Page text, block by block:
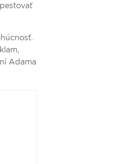
Adama